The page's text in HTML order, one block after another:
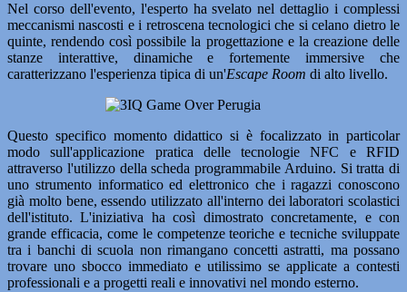
Nel corso dell'evento, l'esperto ha svelato nel dettaglio i complessi
meccanismi nascosti e i retroscena tecnologici che si celano dietro le
quinte, rendendo così possibile la progettazione e la creazione delle
stanze interattive, dinamiche e fortemente immersive che
caratterizzano l'esperienza tipica di un'Escape Room di alto livello.
Questo specifico momento didattico si è focalizzato in particolar
modo sull'applicazione pratica delle tecnologie NFC e RFID
attraverso l'utilizzo della scheda programmabile Arduino. Si tratta di
uno strumento informatico ed elettronico che i ragazzi conoscono
già molto bene, essendo utilizzato all'interno dei laboratori scolastici
dell'istituto. L'iniziativa ha così dimostrato concretamente, e con
grande efficacia, come le competenze teoriche e tecniche sviluppate
tra i banchi di scuola non rimangano concetti astratti, ma possano
trovare uno sbocco immediato e utilissimo se applicate a contesti
professionali e a progetti reali e innovativi nel mondo esterno.